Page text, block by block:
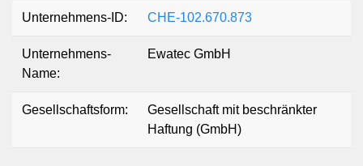
Unternehmens-ID: CHE-102.670.873
Unternehmens-
Name:
Ewatec GmbH
Gesellschaftsform:
Gesellschaft mit beschränkter
Haftung (GmbH)